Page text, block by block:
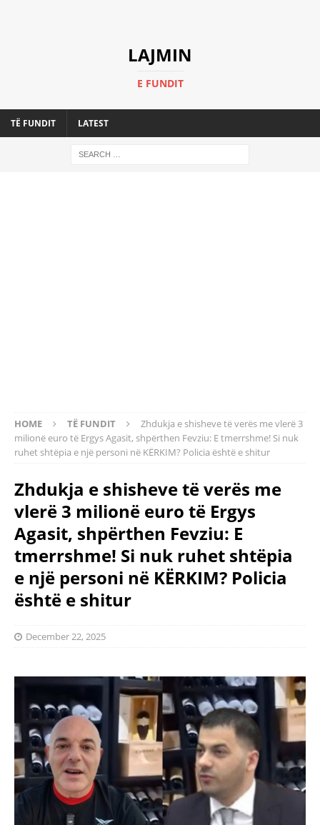
LAJMIN
E FUNDIT
TË FUNDIT LATEST
HOME TË FUNDIT
Zhdukja e shisheve të verës me vlerë 3
milionë euro të Ergys Agasit, shpërthen Fevziu: E tmerrshme! Si nuk
ruhet shtëpia e një personi në KËRKIM? Policia është e shitur
Zhdukja e shisheve të verës me
vlerë 3 milionë euro të Ergys
Agasit, shpërthen Fevziu: E
tmerrshme! Si nuk ruhet shtëpia
e një personi në KËRKIM? Policia
është e shitur
December 22, 2025